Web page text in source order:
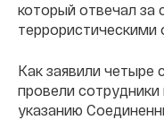
который отвечал за
террористическими
Как заявили четыре
провели
указанию